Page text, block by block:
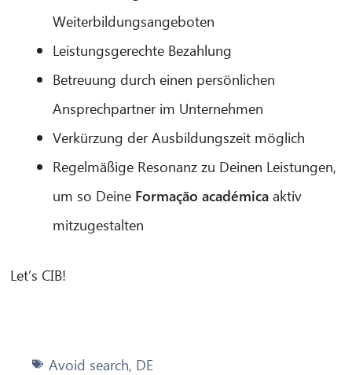
Weiterbildungsangeboten
Leistungsgerechte Bezahlung
Betreuung durch einen persönlichen
Ansprechpartner im Unternehmen
Verkürzung der Ausbildungszeit möglich
Regelmäßige Resonanz zu Deinen Leistungen,
um so Deine Formação académica aktiv
mitzugestalten
Let’s CIB!
Avoid search, DE